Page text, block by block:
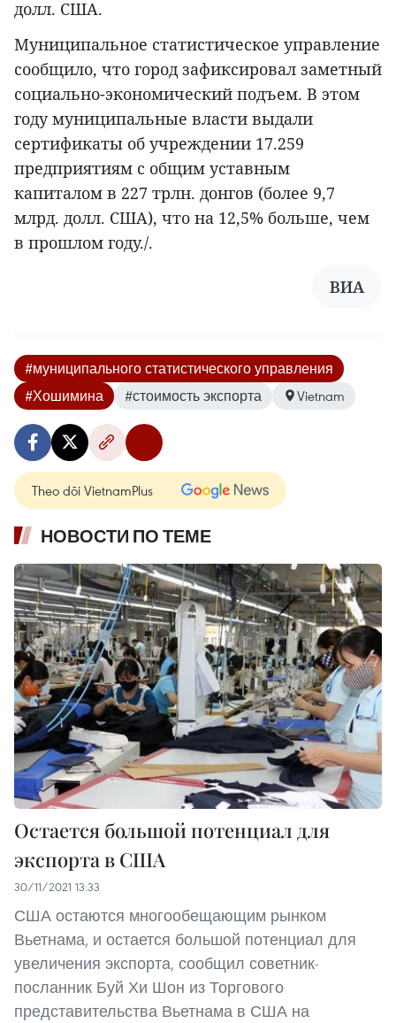
долл. США.
Муниципальное статистическое управление
сообщило, что город зафиксировал заметный
социально-экономический подъем. В этом
году муниципальные власти выдали
сертификаты об учреждении 17.259
предприятиям с общим уставным
капиталом в 227 трлн. донгов (более 9,7
млрд. долл. США), что на 12,5% больше, чем
в прошлом году./.
ВИА
#муниципального статистического управления
#Хошимина
#стоимость экспорта Vietnam
Theo dõi VietnamPlus
НОВОСТИ ПО ТЕМЕ
Остается большой потенциал для
экспорта в США
30/11/2021 13:33
США остаются многообещающим рынком
Вьетнама, и остается большой потенциал для
увеличения экспорта, сообщил советник-
посланник Буй Хи Шон из Торгового
представительства Вьетнама в США на